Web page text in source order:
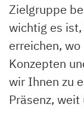
Zielgruppe
wichtig es
erreichen,
Konzepten
wir Ihnen zu
Präsenz,